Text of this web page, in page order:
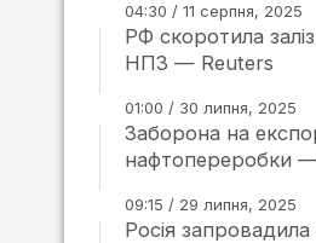
04:30 / 11 серпня, 2025
РФ скоротила
НПЗ — Reuters
01:00 / 30 липня, 2025
Заборона на
нафтопереробки
09:15 / 29 липня, 2025
Росія